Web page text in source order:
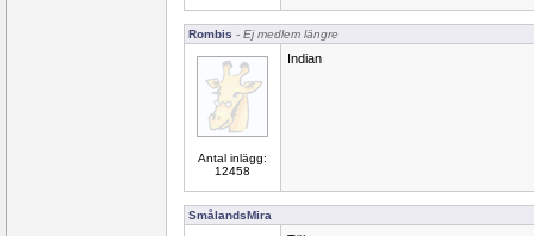
Rombis - Ej medlem längre
Antal inlägg:
12458
Indian
SmålandsMira